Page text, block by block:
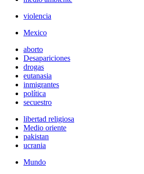
violencia
Mexico
aborto
Desapariciones
drogas
eutanasia
inmigrantes
política
secuestro
libertad religiosa
Medio oriente
pakistan
ucrania
Mundo